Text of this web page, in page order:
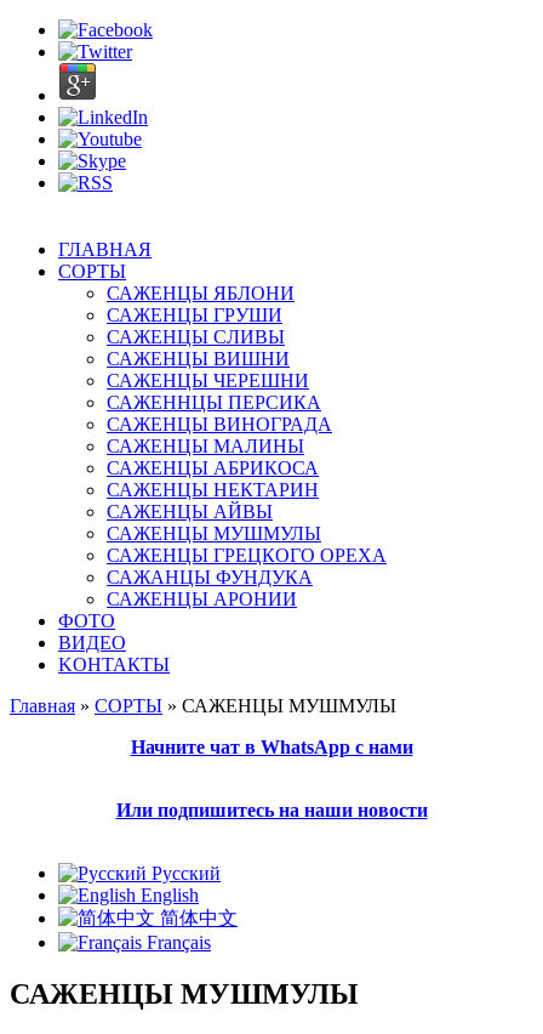
ГЛАВНАЯ
СОРТЫ
САЖЕНЦЫ ЯБЛОНИ
САЖЕНЦЫ ГРУШИ
САЖЕНЦЫ СЛИВЫ
САЖЕНЦЫ ВИШНИ
САЖЕНЦЫ ЧЕРЕШНИ
САЖЕННЦЫ ПЕРСИКА
САЖЕНЦЫ ВИНОГРАДА
САЖЕНЦЫ МАЛИНЫ
САЖЕНЦЫ АБРИКОСА
САЖЕНЦЫ НЕКТАРИН
САЖЕНЦЫ АЙВЫ
САЖЕНЦЫ МУШМУЛЫ
САЖЕНЦЫ ГРЕЦКОГО ОРЕХА
САЖАНЦЫ ФУНДУКА
САЖЕНЦЫ АРОНИИ
ФОТО
ВИДЕО
KОНТАКТЫ
Главная » СОРТЫ » САЖЕНЦЫ МУШМУЛЫ
Начните чат в WhatsApp с нами
Или подпишитесь на наши новости
Русский
English
简体中文
Français
САЖЕНЦЫ МУШМУЛЫ